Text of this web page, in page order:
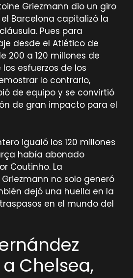
Griezmann dio un giro
Barcelona capitalizó la
Pues para
desde el Atlético de
200 a 120 millones de
los esfuerzos de los
lo contrario,
de equipo y se convirtió
de gran impacto para el
igualó los 120 millones
había abonado
Coutinho. La
no solo generó
dejó una huella en la
en el mundo del
Chelsea,